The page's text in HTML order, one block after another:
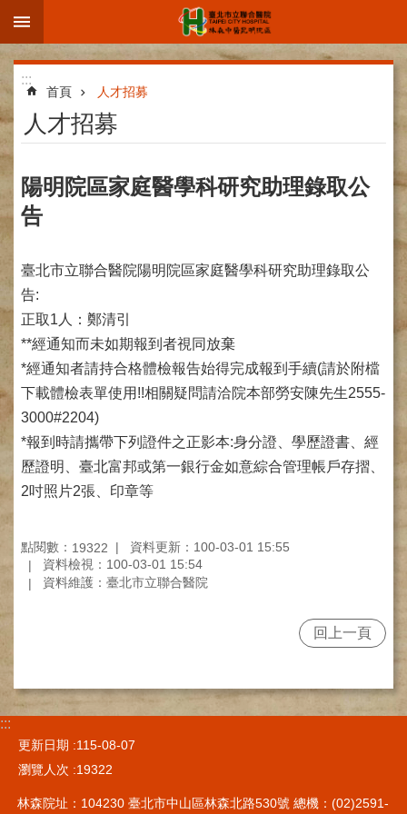
跳到主要內容區塊
進
階
尋
院
簡
介
部
科
紹
路
掛
號
就
南
際
交
訓
練
心
:::
首頁 人才招募
人才招募
陽明院區家庭醫學科研究助理錄取公
告
臺北市立聯合醫院陽明院區家庭醫學科研究助理錄取公
告:
正取1人：鄭清引
**經通知而未如期報到者視同放棄
*經通知者請持合格體檢報告始得完成報到手續(請於附檔
下載體檢表單使用!!相關疑問請洽院本部勞安陳先生2555-
3000#2204)
*報到時請攜帶下列證件之正影本:身分證、學歷證書、經
歷證明、臺北富邦或第一銀行金如意綜合管理帳戶存摺、
2吋照片2張、印章等
點閱數： 19322
資料更新：100-03-01 15:55
資料檢視：100-03-01 15:54
資料維護：臺北市立聯合醫院
回上一頁
:::
更新日期
115-08-07
瀏覽人次
19322
林森院址：104230 臺北市中山區林森北路530號 總機：(02)2591-